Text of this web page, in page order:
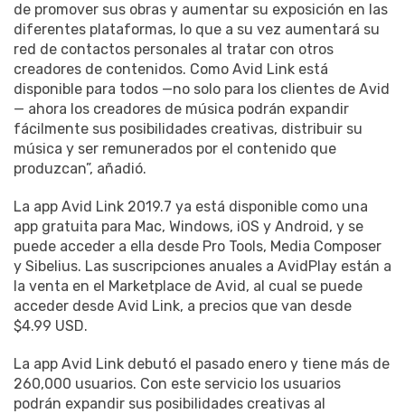
de promover sus obras y aumentar su exposición en las
diferentes plataformas, lo que a su vez aumentará su
red de contactos personales al tratar con otros
creadores de contenidos. Como Avid Link está
disponible para todos —no solo para los clientes de Avid
— ahora los creadores de música podrán expandir
fácilmente sus posibilidades creativas, distribuir su
música y ser remunerados por el contenido que
produzcan”, añadió.
La app Avid Link 2019.7 ya está disponible como una
app gratuita para Mac, Windows, iOS y Android, y se
puede acceder a ella desde Pro Tools, Media Composer
y Sibelius. Las suscripciones anuales a AvidPlay están a
la venta en el Marketplace de Avid, al cual se puede
acceder desde Avid Link, a precios que van desde
$4.99 USD.
La app Avid Link debutó el pasado enero y tiene más de
260,000 usuarios. Con este servicio los usuarios
podrán expandir sus posibilidades creativas al